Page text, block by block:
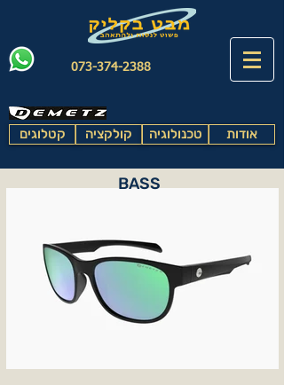
073-374-2388
קטלוגים קולקציה טכנולוגיה אודות
BASS